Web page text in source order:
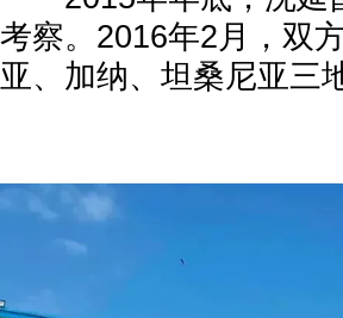
考察。2016年2月，双
亚、加纳、坦桑尼亚三